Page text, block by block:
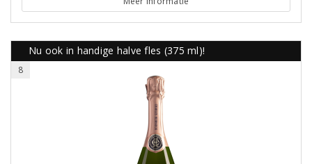
Nu ook in handige halve fles (375 ml)!
8